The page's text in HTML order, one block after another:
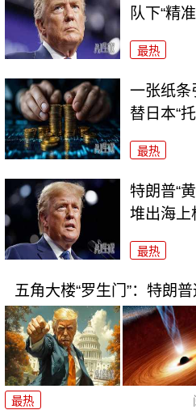
队下“精
最热
一张纸条
替日本“托
最热
特朗普“
堆出海上
最热
五角大楼“罗生门”：特朗
最热